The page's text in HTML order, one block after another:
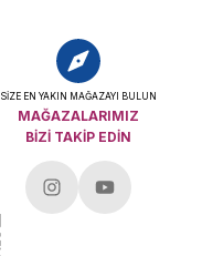
SİZE EN YAKIN MAĞAZAYI BULUN
MAĞAZALARIMIZ
BİZİ TAKİP EDİN